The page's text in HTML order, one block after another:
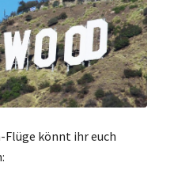
könnt ihr euch